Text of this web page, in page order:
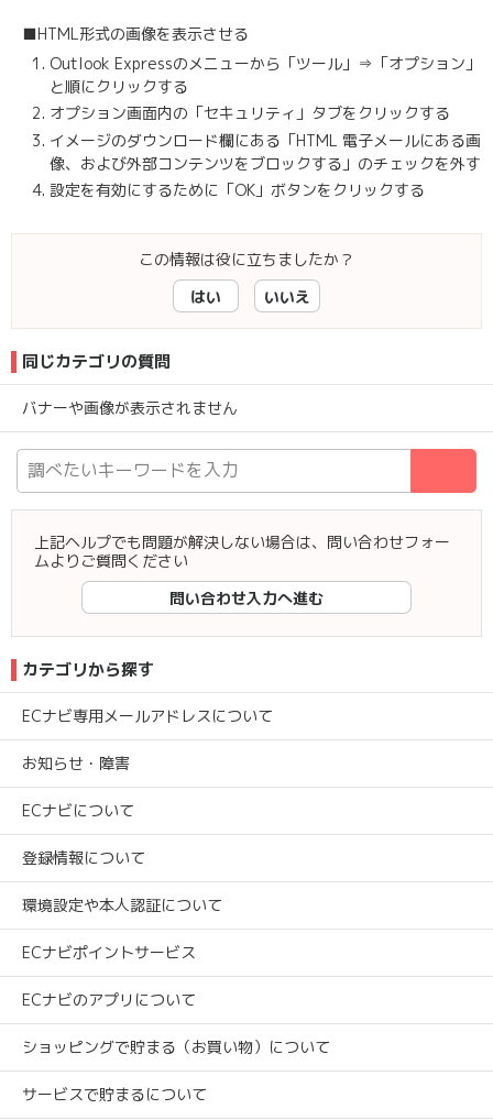
■HTML形式の画像を表示させる
Outlook Expressのメニューから「ツール」⇒「オプション」
と順にクリックする
オプション画面内の「セキュリティ」タブをクリックする
イメージのダウンロード欄にある「HTML 電子メールにある画
像、および外部コンテンツをブロックする」のチェックを外す
設定を有効にするために「OK」ボタンをクリックする
この情報は役に立ちましたか？
はい
いいえ
同じカテゴリの質問
バナーや画像が表示されません
上記ヘルプでも問題が解決しない場合は、問い合わせフォー
ムよりご質問ください
問い合わせ入力へ進む
カテゴリから探す
ECナビ専用メールアドレスについて
お知らせ・障害
ECナビについて
登録情報について
環境設定や本人認証について
ECナビポイントサービス
ECナビのアプリについて
ショッピングで貯まる（お買い物）について
サービスで貯まるについて